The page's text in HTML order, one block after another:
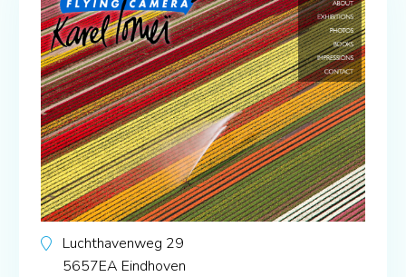
Luchthavenweg 29
5657EA Eindhoven